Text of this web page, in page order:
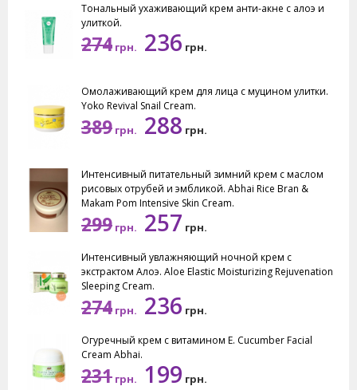
Тональный ухаживающий крем анти-акне с алоэ и
улиткой.
274 грн. 236 грн.
Омолаживающий крем для лица с муцином улитки.
Yoko Revival Snail Cream.
389 грн. 288 грн.
Интенсивный питательный зимний крем с маслом
рисовых отрубей и эмбликой. Abhai Rice Bran &
Makam Pom Intensive Skin Cream.
299 грн. 257 грн.
Интенсивный увлажняющий ночной крем с
экстрактом Алоэ. Aloe Elastic Moisturizing Rejuvenation
Sleeping Cream.
274 грн. 236 грн.
Огуречный крем с витамином Е. Cucumber Facial
Cream Abhai.
231 грн. 199 грн.
влажную кожу лица и шеи утром и вечером.
Масса нетто: 10 грамм.